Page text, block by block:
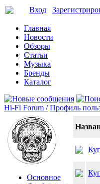
Вход
Главная
Новости
Обзоры
Статьи
Музыка
Бренды
Каталог
Hi-Fi Forum / Профиль
Основное